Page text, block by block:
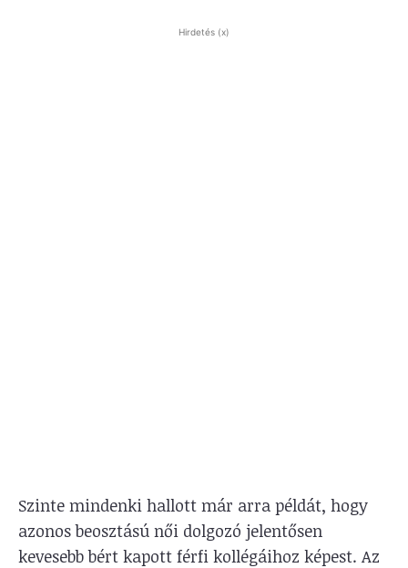
Hirdetés (x)
Szinte mindenki hallott már arra példát, hogy
azonos beosztású női dolgozó jelentősen
kevesebb bért kapott férfi kollégáihoz képest. Az